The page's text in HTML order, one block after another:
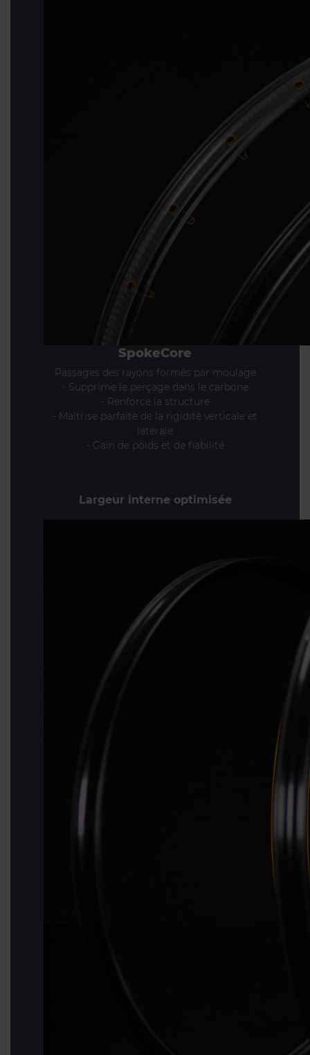
SpokeCore
Passages des rayons formés par moulage
- Supprime le perçage dans le carbone
- Renforce la structure
- Maîtrise parfaite de la rigidité verticale et
latérale
- Gain de poids et de fiabilité
Largeur interne optimisée